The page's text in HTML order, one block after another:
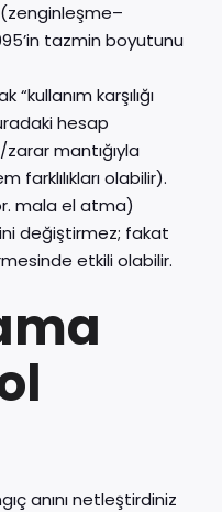
(zenginleşme–
tazmin boyutunu
karşılığı
hesap
mantığıyla
olabilir).
mala el atma)
değiştirmez; fakat
etkili olabilir.
anını netleştirdiniz